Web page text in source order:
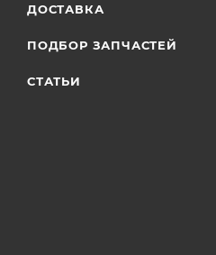
ДОСТАВКА
ПОДБОР ЗАПЧАСТЕЙ
СТАТЬИ